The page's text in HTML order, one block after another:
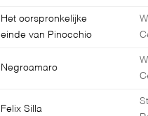
Het oorspronkelijke
einde van Pinocchio
Negroamaro
Felix Silla